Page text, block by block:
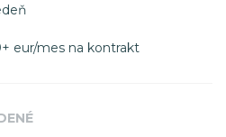
eur/mes na kontrakt